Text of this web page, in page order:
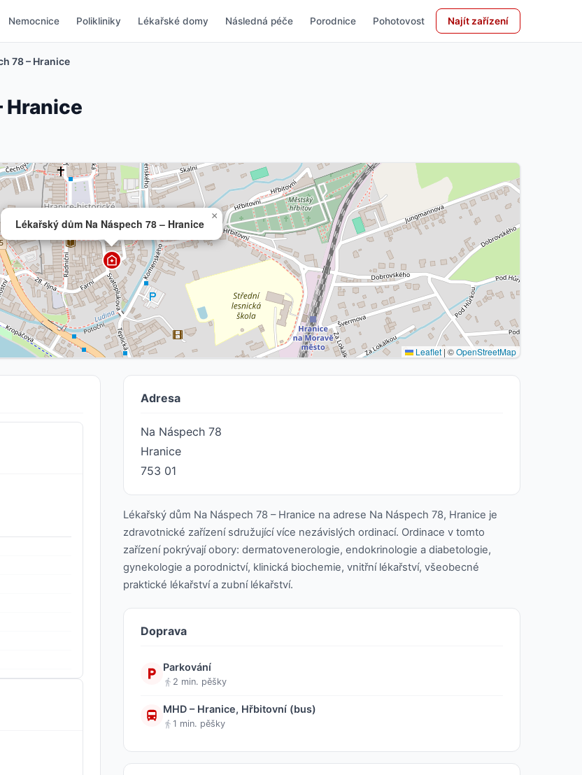
Nemocnice Polikliniky Lékařské domy Následná péče Porodnice Pohotovost Najít zařízení
78 – Hranice
Hranice
Lékařský dům Na Náspech 78 – Hranice
×
Leaflet | ©OpenStreetMap
Adresa
Na Náspech 78
Hranice
753 01
Lékařský dům Na Náspech 78 – Hranice na adrese Na Náspech 78, Hranice je
zdravotnické zařízení sdružující více nezávislých ordinací. Ordinace v tomto
zařízení pokrývají obory: dermatovenerologie, endokrinologie a diabetologie,
gynekologie a porodnictví, klinická biochemie, vnitřní lékařství, všeobecné
praktické lékařství a zubní lékařství.
Doprava
Parkování
2 min. pěšky
MHD – Hranice, Hřbitovní (bus)
1 min. pěšky